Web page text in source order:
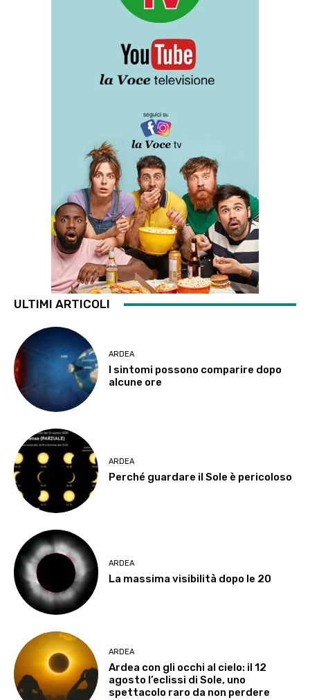
ULTIMI ARTICOLI
ARDEA
I sintomi possono comparire dopo
alcune ore
ARDEA
Perché guardare il Sole è pericoloso
ARDEA
La massima visibilità dopo le 20
ARDEA
Ardea con gli occhi al cielo: il 12
agosto l’eclissi di Sole, uno
spettacolo raro da non perdere